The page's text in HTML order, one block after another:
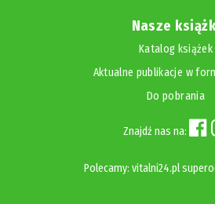
Nasze
Katalog książek
Aktualne publikacje w
Do pobrania
Znajdź nas na:
Polecamy: vitalni24.pl